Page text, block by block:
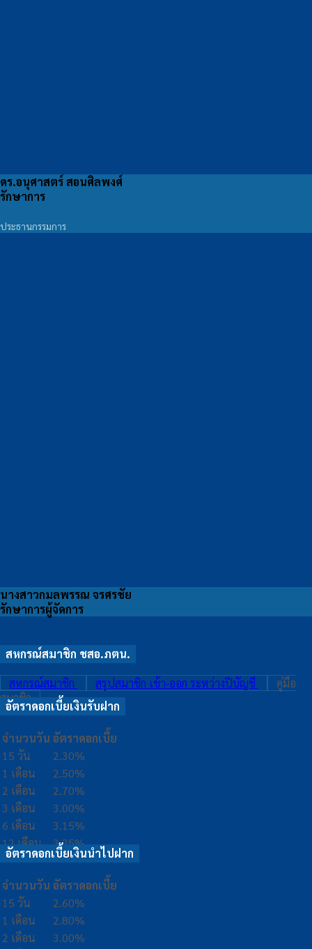
ดร.อนุศาสตร์ สอนศิลพงศ์
รักษาการ
ประธานกรรมการ
นางสาวกมลพรรณ จรศรชัย
รักษาการผู้จัดการ
สหกรณ์สมาชิก ชสอ.ภตน.
สหกรณ์สมาชิก สรุปสมาชิก เข้า-ออก ระหว่างปีบัญชี
คู่มือ
สมาชิก
อัตราดอกเบี้ยเงินรับฝาก
จำนวนวัน อัตราดอกเบี้ย
15 วัน
2.30%
1 เดือน
2.50%
2 เดือน
2.70%
3 เดือน
3.00%
6 เดือน
3.15%
12 เดือน
3.25%
อัตราดอกเบี้ยเงินนำไปฝาก
จำนวนวัน อัตราดอกเบี้ย
15 วัน
2.60%
1 เดือน
2.80%
2 เดือน
3.00%